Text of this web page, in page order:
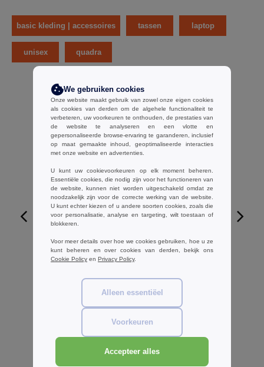
basic kleding | accessoires tassen laptop
unisex quadra
Quadra QD017 - Gymtas
€1.92
We gebruiken cookies
Onze website maakt gebruik van zowel onze eigen cookies
als cookies van derden om de algehele functionaliteit te
verbeteren, uw voorkeuren te onthouden, de prestaties van
de website te analyseren en een vlotte en
gepersonaliseerde browse-ervaring te garanderen, inclusief
op maat gemaakte inhoud, geoptimaliseerde interacties
met onze website en advertenties.
U kunt uw cookievoorkeuren op elk moment beheren.
Essentiële cookies, die nodig zijn voor het functioneren van
de website, kunnen niet worden uitgeschakeld omdat ze
noodzakelijk zijn voor de correcte werking van de website.
U kunt echter kiezen of u andere soorten cookies, zoals die
voor personalisatie, analyse en targeting, wilt toestaan of
blokkeren.
Voor meer details over hoe we cookies gebruiken, hoe u ze
kunt beheren en over cookies van derden, bekijk ons
Cookie Policy en Privacy Policy.
Alleen essentiëel
Voorkeuren
Accepteer alles